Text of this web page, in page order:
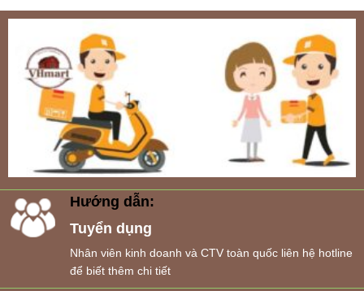
Hướng dẫn:
Tuyển dụng
Nhân viên kinh doanh và CTV toàn quốc liên hệ hotline
để biết thêm chi tiết